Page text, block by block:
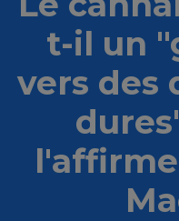
t-il un
vers des